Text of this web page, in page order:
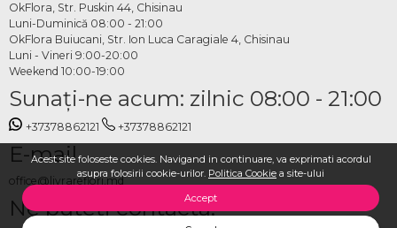
Acest site foloseste cookies. Navigand in continuare, va exprimati acordul
asupra folosirii cookie-urilor. Politica Cookie a site-ului
Accept
OkFlora, Str. Puskin 44, Chisinau
Luni-Duminică 08:00 - 21:00
OkFlora Buiucani, Str. Ion Luca Caragiale 4, Chisinau
Luni - Vineri 9:00-20:00
Weekend 10:00-19:00
Sunaţi-ne acum: zilnic 08:00 - 21:00
+37378862121 +37378862121
E-mail
office@livrareflori.md
Ne puteți contacta: